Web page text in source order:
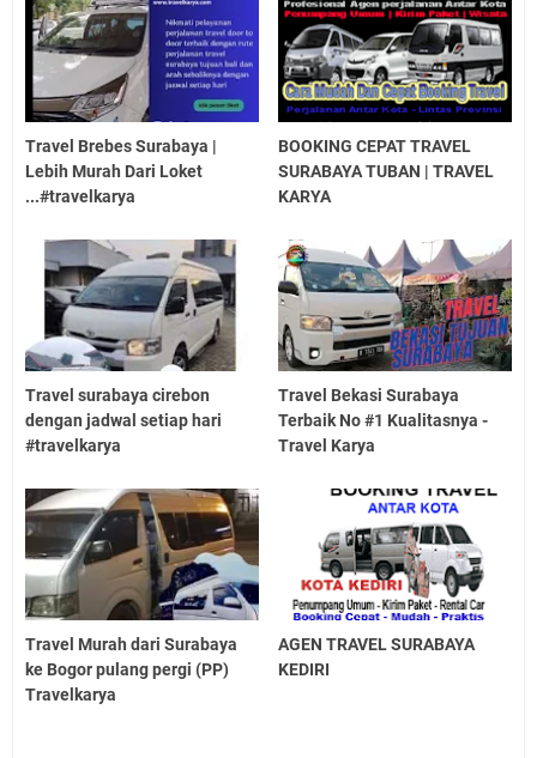
Travel Brebes Surabaya |
Lebih Murah Dari Loket
...#travelkarya
BOOKING CEPAT TRAVEL
SURABAYA TUBAN | TRAVEL
KARYA
Travel surabaya cirebon
dengan jadwal setiap hari
#travelkarya
Travel Bekasi Surabaya
Terbaik No #1 Kualitasnya -
Travel Karya
Travel Murah dari Surabaya
ke Bogor pulang pergi (PP)
Travelkarya
AGEN TRAVEL SURABAYA
KEDIRI